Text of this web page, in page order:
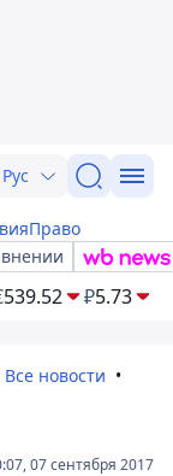
Рус
Право
539.52 ₽5.73
Все новости
07 сентября 2017